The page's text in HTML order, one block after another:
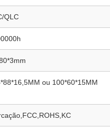
QLC
ou 100*60*15MM